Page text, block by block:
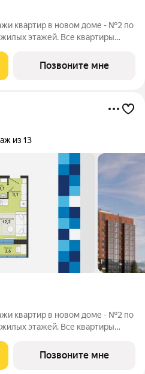
квартир в новом доме - №2 по
этажей. Все квартиры
В квартирографии,
Позвоните мне
из 13
квартир в новом доме - №2 по
этажей. Все квартиры
В квартирографии,
Позвоните мне